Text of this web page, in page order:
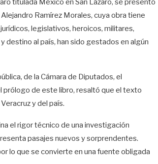
titulada México en San Lázaro, se presentó
Ramírez Morales, cuya obra tiene
legislativos, heroicos, militares,
destino al país, han sido gestados en algún
de la Cámara de Diputados, el
prólogo de este libro, resaltó que el texto
y del país.
el rigor técnico de una investigación
pasajes nuevos y sorprendentes.
lo que se convierte en una fuente obligada